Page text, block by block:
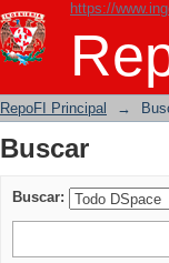
https://
Buscar
RepoFI Principal →
Buscar
Buscar: